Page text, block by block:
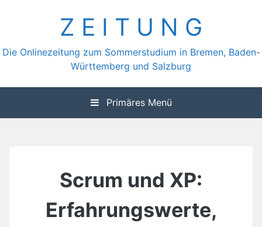
Z E I T U N G
Die Onlinezeitung zum Sommerstudium in Bremen, Baden-
Württemberg und Salzburg
Primäres Menü
Scrum und XP:
Erfahrungswerte,